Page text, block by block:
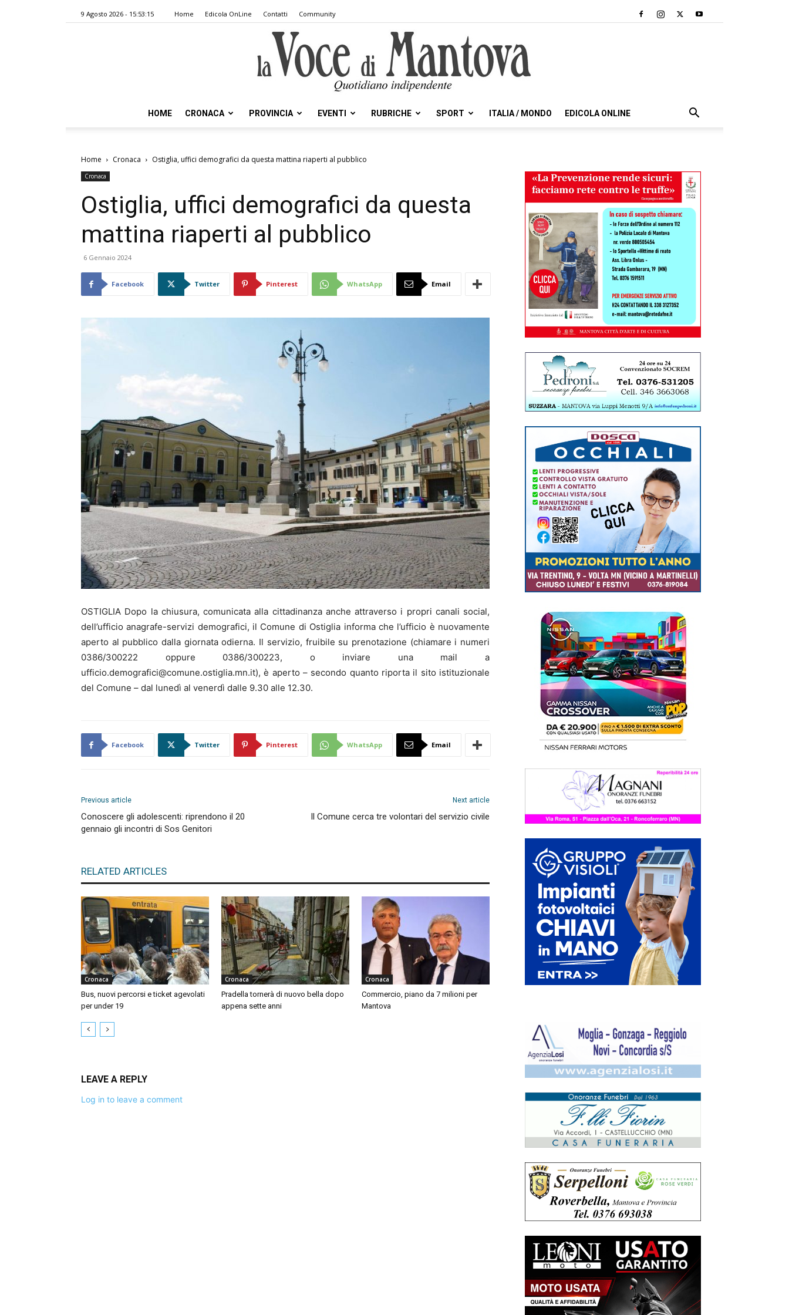
9 Agosto 2026 - 15:53:15 Home Edicola OnLine Contatti Community
Voce
HOME CRONACA PROVINCIA EVENTI RUBRICHE SPORT ITALIA / MONDO EDICOLA ONLINE
Home Cronaca Ostiglia, uffici demografici da questa mattina riaperti al pubblico
Cronaca
Ostiglia, uffici demografici da questa
mattina riaperti al pubblico
6 Gennaio 2024
Facebook Twitter Pinterest WhatsApp Email
OSTIGLIA Dopo la chiusura, comunicata alla cittadinanza anche attraverso i propri canali social,
dell’ufficio anagrafe-servizi demografici, il Comune di Ostiglia informa che l’ufficio è nuovamente
aperto al pubblico dalla giornata odierna. Il servizio, fruibile su prenotazione (chiamare i numeri
0386/300222 oppure 0386/300223, o inviare una mail a
ufficio.demografici@comune.ostiglia.mn.it), è aperto – secondo quanto riporta il sito istituzionale
del Comune – dal lunedì al venerdì dalle 9.30 alle 12.30.
Facebook Twitter Pinterest WhatsApp Email
Previous article
Conoscere gli adolescenti: riprendono il 20
gennaio gli incontri di Sos Genitori
Next article
Il Comune cerca tre volontari del servizio civile
RELATED ARTICLES
Cronaca
Bus, nuovi percorsi e ticket agevolati
per under 19
Cronaca
Pradella tornerà di nuovo bella dopo
appena sette anni
Cronaca
Commercio, piano da 7 milioni per
Mantova
LEAVE A REPLY
Log in to leave a comment